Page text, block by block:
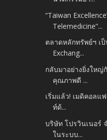
“Taiwan
Telemedicine”...
ตลาดหลักทรัพย์ฯ เ
Exchang...
กลับมาอย่างยิ่งให
คุณภาพดี ...
เริ่มแล้ว! เมดิคอลแ
ท์ด้...
บริษัท โปรวินเนอร์
ในระบบ...